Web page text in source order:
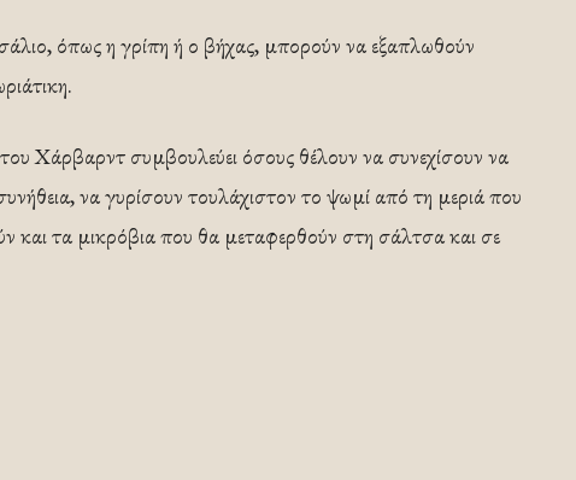
όπως η γρίπη ή ο βήχας, μπορούν να εξαπλωθούν
Χάρβαρντ συμβουλεύει όσους θέλουν να συνεχίσουν να
να γυρίσουν τουλάχιστον το ψωμί από τη μεριά που
και τα μικρόβια που θα μεταφερθούν στη σάλτσα και σε